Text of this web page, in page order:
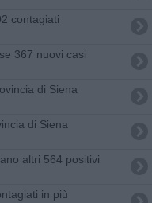
contagiati
367 nuovi casi
di Siena
di Siena
altri 564 positivi
in più